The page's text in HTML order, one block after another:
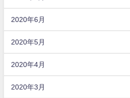
2020年6月
2020年5月
2020年4月
2020年3月